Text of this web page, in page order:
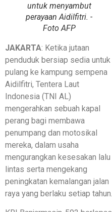
untuk menyambut
perayaan Aidilfitri. -
Foto AFP
JAKARTA: Ketika jutaan
penduduk bersiap sedia untuk
pulang ke kampung sempena
Aidilfitri, Tentera Laut
Indonesia (TNI AL)
mengerahkan sebuah kapal
perang bagi membawa
penumpang dan motosikal
mereka, dalam usaha
mengurangkan kesesakan lalu
lintas serta mengekang
peningkatan kemalangan jalan
raya yang berlaku setiap tahun.